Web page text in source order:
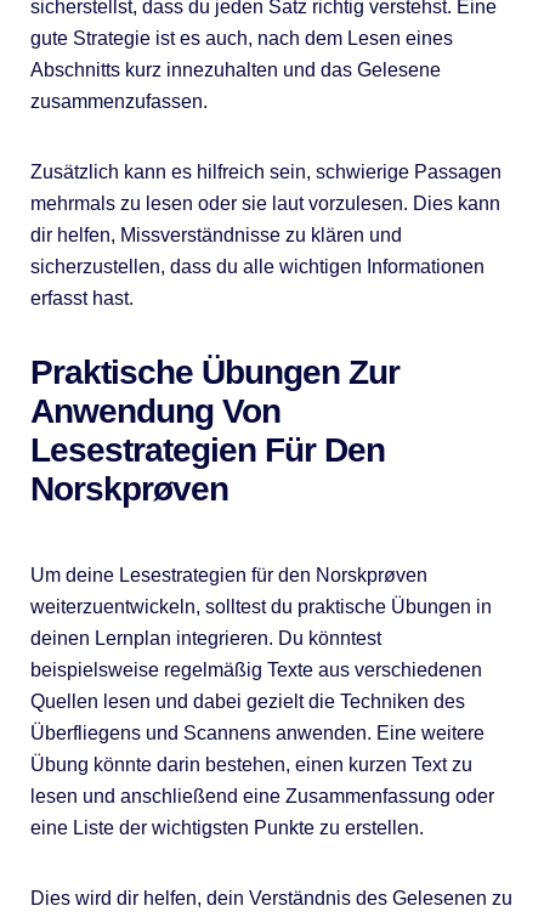
sicherstellst, dass du jeden Satz richtig verstehst. Eine
gute Strategie ist es auch, nach dem Lesen eines
Abschnitts kurz innezuhalten und das Gelesene
zusammenzufassen.
Zusätzlich kann es hilfreich sein, schwierige Passagen
mehrmals zu lesen oder sie laut vorzulesen. Dies kann
dir helfen, Missverständnisse zu klären und
sicherzustellen, dass du alle wichtigen Informationen
erfasst hast.
Praktische Übungen Zur
Anwendung Von
Lesestrategien Für Den
Norskprøven
Um deine Lesestrategien für den Norskprøven
weiterzuentwickeln, solltest du praktische Übungen in
deinen Lernplan integrieren. Du könntest
beispielsweise regelmäßig Texte aus verschiedenen
Quellen lesen und dabei gezielt die Techniken des
Überfliegens und Scannens anwenden. Eine weitere
Übung könnte darin bestehen, einen kurzen Text zu
lesen und anschließend eine Zusammenfassung oder
eine Liste der wichtigsten Punkte zu erstellen.
Dies wird dir helfen, dein Verständnis des Gelesenen zu